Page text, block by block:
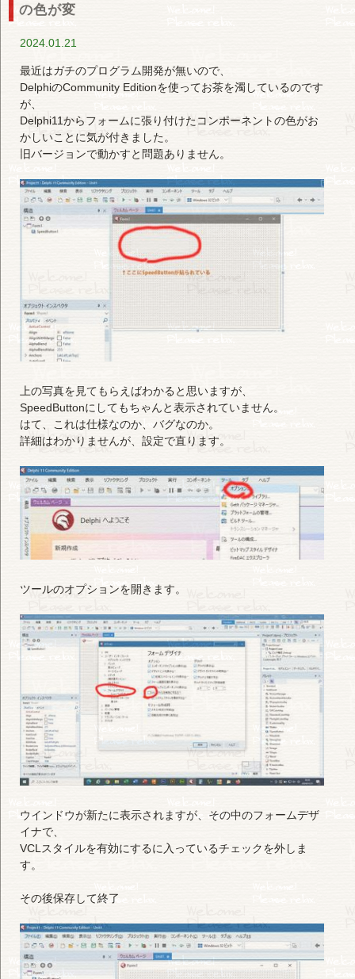
の色が変
2024.01.21
最近はガチのプログラム開発が無いので、
DelphiのCommunity Editionを使ってお茶を濁しているのです
が、
Delphi11からフォームに張り付けたコンポーネントの色がお
かしいことに気が付きました。
旧バージョンで動かすと問題ありません。
上の写真を見てもらえばわかると思いますが、
SpeedButtonにしてもちゃんと表示されていません。
はて、これは仕様なのか、バグなのか。
詳細はわかりませんが、設定で直ります。
ツールのオプションを開きます。
ウインドウが新たに表示されますが、その中のフォームデザ
イナで、
VCLスタイルを有効にするに入っているチェックを外しま
す。
その後保存して終了